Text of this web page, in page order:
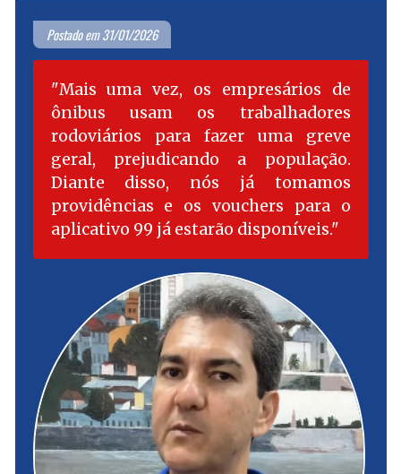
Postado em 31/01/2026
Mais uma vez, os empresários de
ônibus usam os trabalhadores
rodoviários para fazer uma greve
geral, prejudicando a população.
Diante disso, nós já tomamos
providências e os vouchers para o
aplicativo 99 já estarão disponíveis.